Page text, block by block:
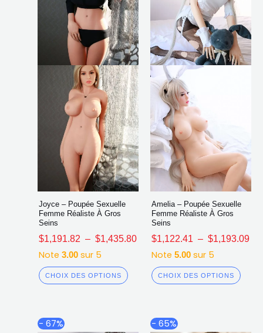
Joyce – Poupée Sexuelle
Femme Réaliste À Gros
Seins
$1,191.82 – $1,435.80
Note 3.00sur 5
CHOIX DES OPTIONS
Les
options
peuvent
être
choisies
sur
la
page
du
produit
Amelia – Poupée Sexuelle
Femme Réaliste À Gros
Seins
$1,122.41 – $1,193.09
Note 5.00sur 5
CHOIX DES OPTIONS
être
- 67%
Plage- 65%